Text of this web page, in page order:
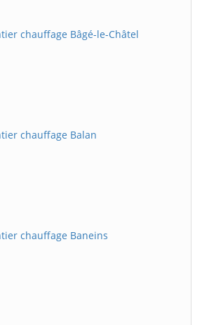
chauffage Bâgé-le-Châtel
chauffage Balan
chauffage Baneins